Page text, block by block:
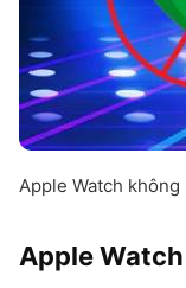
Apple Watch
Apple